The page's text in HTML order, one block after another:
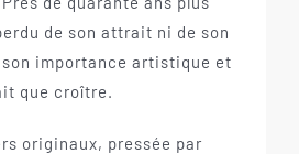
de son attrait ni de son
importance artistique et
que croître.
originaux, pressée par